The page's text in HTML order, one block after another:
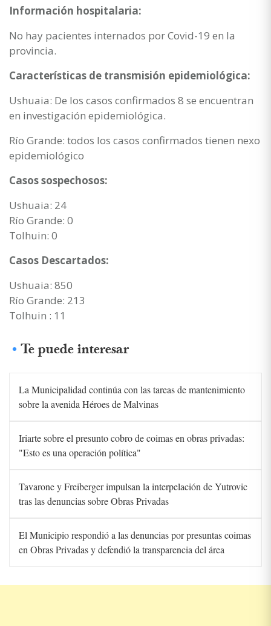
Información hospitalaria:
No hay pacientes internados por Covid-19 en la
provincia.
Características de transmisión epidemiológica:
Ushuaia: De los casos confirmados 8 se encuentran
en investigación epidemiológica.
Río Grande: todos los casos confirmados tienen nexo
epidemiológico
Casos sospechosos:
Ushuaia: 24
Río Grande: 0
Tolhuin: 0
Casos Descartados:
Ushuaia: 850
Río Grande: 213
Tolhuin : 11
Te puede interesar
La Municipalidad continúa con las tareas de mantenimiento
sobre la avenida Héroes de Malvinas
Iriarte sobre el presunto cobro de coimas en obras privadas:
"Esto es una operación política"
Tavarone y Freiberger impulsan la interpelación de Yutrovic
tras las denuncias sobre Obras Privadas
El Municipio respondió a las denuncias por presuntas coimas
en Obras Privadas y defendió la transparencia del área